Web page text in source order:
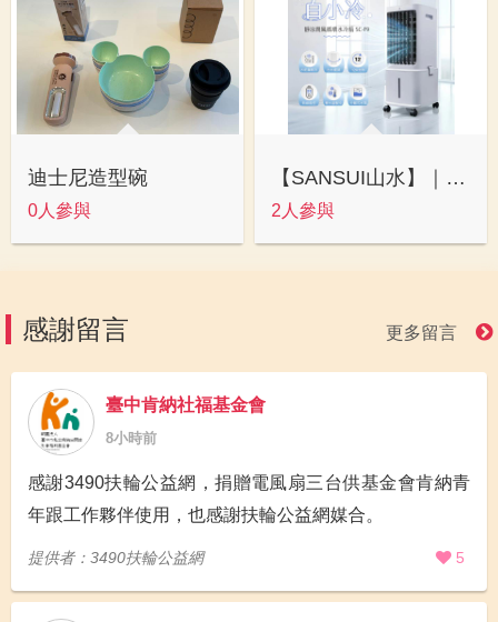
迪士尼造型碗
0人參與
【SANSUI山水】｜靜涼潤風循環水冷扇
2人參與
感謝留言 更多留言
臺中肯納社福基金會
8小時前
感謝3490扶輪公益網，捐贈電風扇三台供基金會肯納青
年跟工作夥伴使用，也感謝扶輪公益網媒合。
提供者：3490扶輪公益網 5